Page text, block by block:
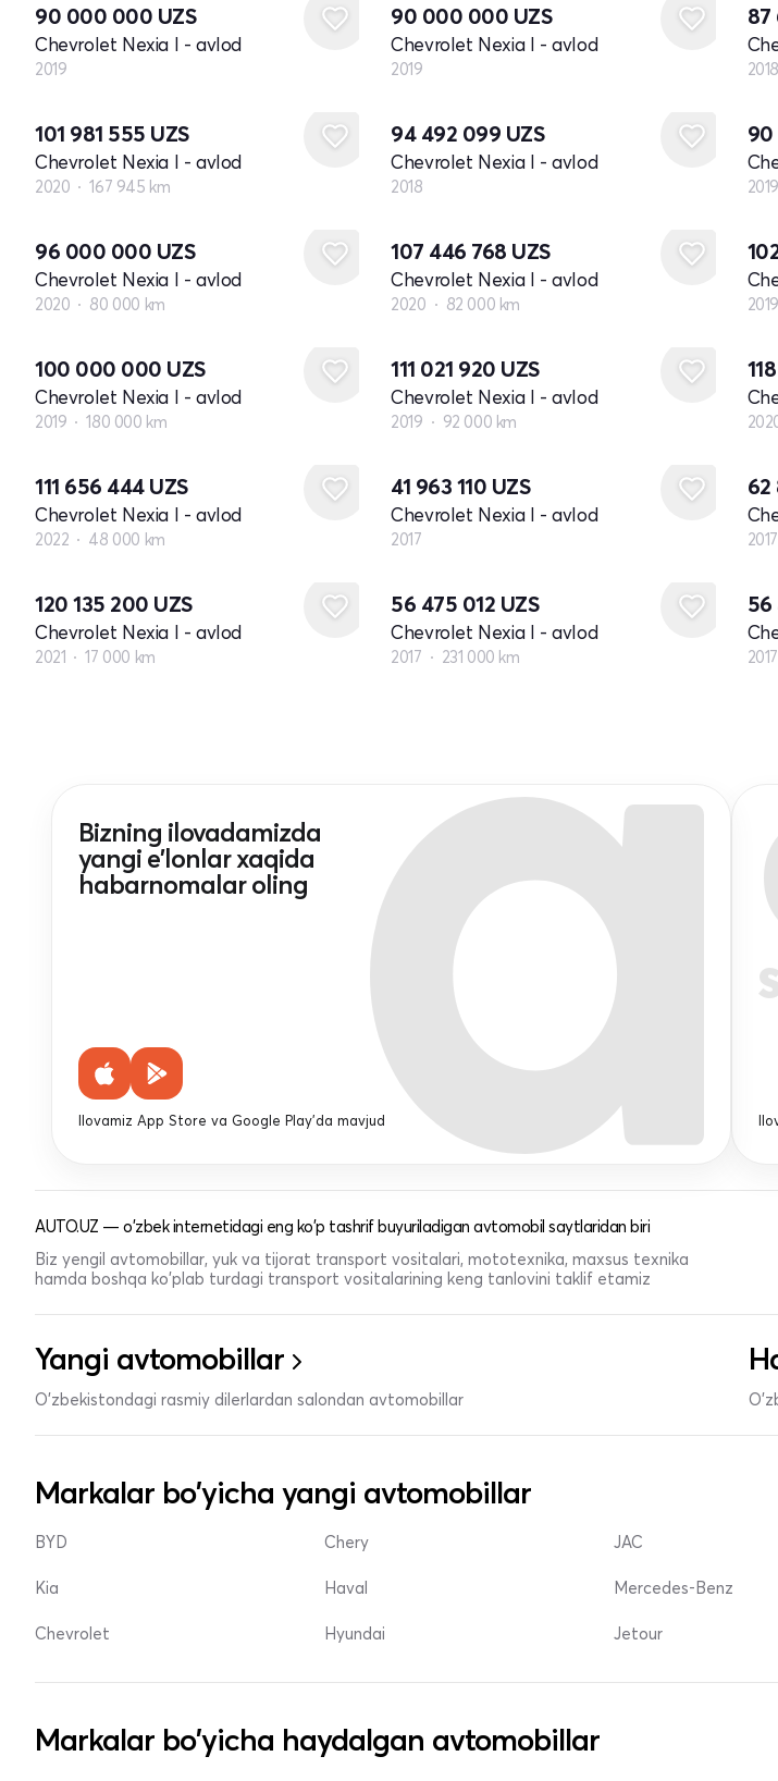
90 000 000 UZS
Chevrolet Nexia I - avlod
2019
90 000 000 UZS
Chevrolet Nexia I - avlod
2019
87
2018
101 981 555 UZS
Chevrolet Nexia I - avlod
2020 167 945 km
94 492 099 UZS
Chevrolet Nexia I - avlod
2018
90
2019
96 000 000 UZS
Chevrolet Nexia I - avlod
2020 80 000 km
107 446 768 UZS
Chevrolet Nexia I - avlod
2020 82 000 km 2019
100 000 000 UZS
Chevrolet Nexia I - avlod
2019 180 000 km
111 021 920 UZS
Chevrolet Nexia I - avlod
2019 92 000 km
111 656 444 UZS
Chevrolet Nexia I - avlod
2022 48 000 km
41 963 110 UZS
Chevrolet Nexia I - avlod
2017
62
2017
120 135 200 UZS
Chevrolet Nexia I - avlod
2021 17 000 km
56 475 012 UZS
Chevrolet Nexia I - avlod
2017 231 000 km
56
2017
Bizning ilovadamizda
yangi e'lonlar xaqida
habarnomalar oling
Ilovamiz App Store va Google Play'da mavjud
AUTO.UZ — o'zbek internetidagi eng ko'p tashrif buyuriladigan avtomobil saytlaridan biri
Biz yengil avtomobillar, yuk va tijorat transport vositalari, mototexnika, maxsus texnika
hamda boshqa ko'plab turdagi transport vositalarining keng tanlovini taklif etamiz
Yangi avtomobillar
O'zbekistondagi rasmiy dilerlardan salondan avtomobillar
Markalar bo'yicha yangi avtomobillar
BYD
Kia
Chevrolet
Chery
Haval
Hyundai
JAC
Mercedes-Benz
Jetour
Markalar bo'yicha haydalgan avtomobillar